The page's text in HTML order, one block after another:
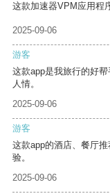
这款加速器VPM应用程
2025-09-06
游客
这款app是我旅行的好
人情。
2025-09-06
游客
这款app的酒店、餐厅
验。
2025-09-06